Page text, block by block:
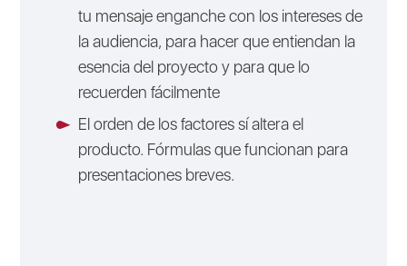
tu mensaje enganche con los intereses de
la audiencia, para hacer que entiendan la
esencia del proyecto y para que lo
recuerden fácilmente
El orden de los factores sí altera el
producto. Fórmulas que funcionan para
presentaciones breves.